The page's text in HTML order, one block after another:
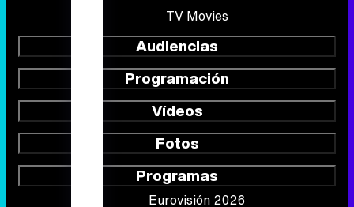
TV Movies
Audiencias
Programación
Vídeos
Fotos
Programas
Eurovisión 2026